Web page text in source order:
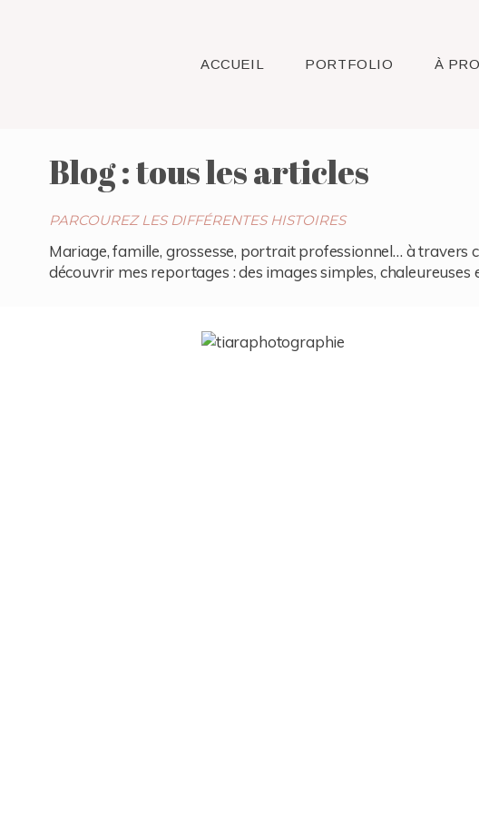
ACCUEIL PORTFOLIO À
Blog : tous les articles
PARCOUREZ LES DIFFÉRENTES HISTOIRES
Mariage, famille, grossesse, portrait professionnel… à travers
découvrir mes reportages : des images simples, chaleureuses